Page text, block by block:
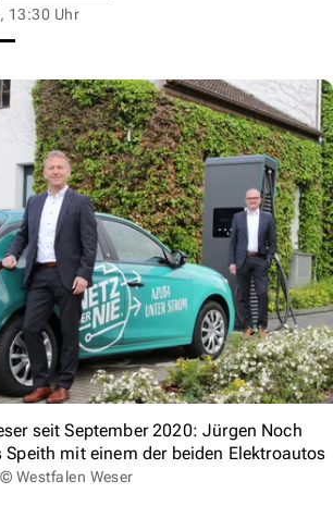
13:30 Uhr
seit September 2020: Jürgen Noch
Speith mit einem der beiden Elektroautos
Westfalen Weser